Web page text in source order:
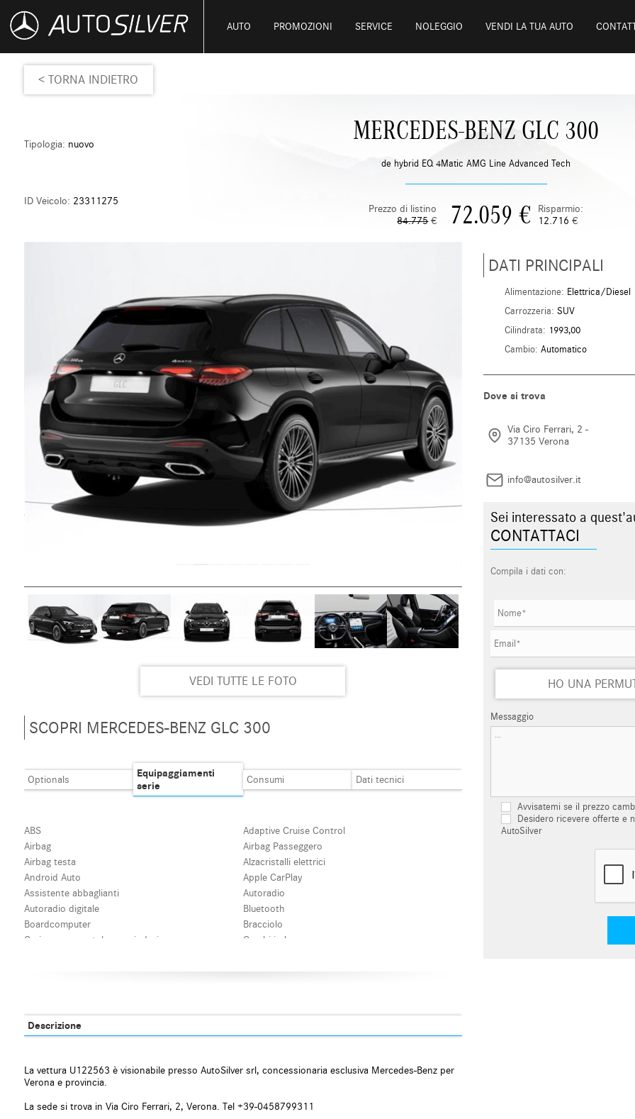
AUTO PROMOZIONI SERVICE NOLEGGIO VENDI LA TUA AUTO
< TORNA INDIETRO
Tipologia: nuovo
ID Veicolo: 23311275
MERCEDES-BENZ GLC 300
de hybrid EQ 4Matic AMG Line Advanced Tech
Prezzo di listino
84.775 € 72.059 €
Risparmio:
12.716 €
VEDI TUTTE LE FOTO
SCOPRI MERCEDES-BENZ GLC 300
Optionals
Equipaggiamenti
serie
Consumi Dati tecnici
ABS
Adaptive Cruise Control
Airbag
Airbag Passeggero
Airbag testa
Alzacristalli elettrici
Android Auto
Apple CarPlay
Assistente abbaglianti
Autoradio
Autoradio digitale
Bluetooth
Boardcomputer
Bracciolo
Carica per smartphone a induzione
Cerchi in lega
Climatizzatore
Controllo vocale
Cruise Control
ESP
Fari LED
Freno di stazionamento elettrico
Hill holder
Immobilizzatore elettronico
Leve al volante
Limitatore di velocità
Descrizione
La vettura U122563 è visionabile presso AutoSilver srl, concessionaria esclusiva Mercedes-Benz per
Verona e provincia.
La sede si trova in Via Ciro Ferrari, 2, Verona. Tel +39-0458799311
DATI PRINCIPALI
Alimentazione: Elettrica/Diesel
Carrozzeria: SUV
Cilindrata: 1993,00
Cambio: Automatico
Dove si trova
Via Ciro Ferrari, 2 -
37135 Verona
info@autosilver.it
Sei interessato a
CONTATTACI
Compila i dati con:
HO UNA
Messaggio
Avvisatemi se il prezzo
Desidero ricevere offerte e
AutoSilver